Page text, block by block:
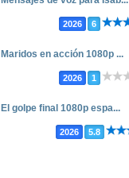
2026 6
Maridos en acción 1080p ...
2026 1
El golpe final 1080p espa...
2026 5.8